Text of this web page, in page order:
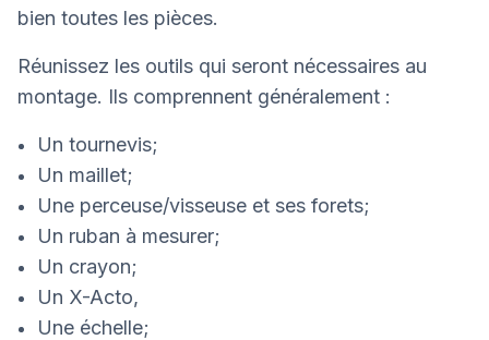
bien toutes les pièces.
Réunissez les outils qui seront nécessaires au
montage. Ils comprennent généralement :
Un tournevis;
Un maillet;
Une perceuse/visseuse et ses forets;
Un ruban à mesurer;
Un crayon;
Un X-Acto,
Une échelle;